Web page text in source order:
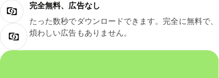
完全無料、広告なし
たった数秒でダウンロードできます。完全に無料で、
煩わしい広告もありません。